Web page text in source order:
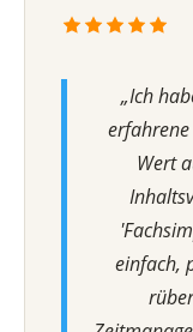
„Ich
Wert
einfach,